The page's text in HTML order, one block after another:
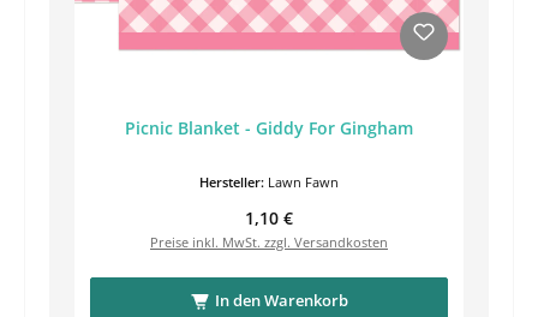
Picnic Blanket - Giddy For Gingham
Hersteller: Lawn Fawn
Regulärer Preis:
1,10 €
Preise inkl. MwSt. zzgl. Versandkosten
In den Warenkorb